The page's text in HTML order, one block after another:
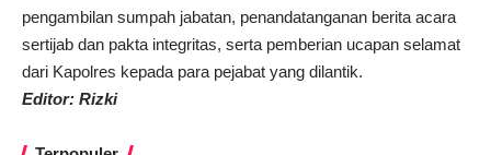
pengambilan sumpah jabatan, penandatanganan berita acara
sertijab dan pakta integritas, serta pemberian ucapan selamat
dari Kapolres kepada para pejabat yang dilantik.
Editor: Rizki